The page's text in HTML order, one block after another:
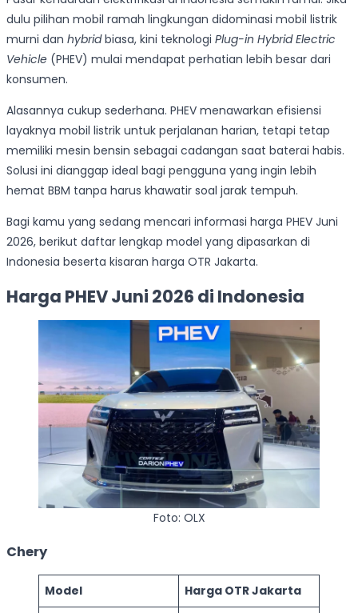
dulu pilihan mobil ramah lingkungan didominasi mobil listrik
murni dan hybridbiasa, kini teknologi Plug-in Hybrid Electric
Vehicle (PHEV) mulai mendapat perhatian lebih besar dari
konsumen.
Alasannya cukup sederhana. PHEV menawarkan efisiensi
layaknya mobil listrik untuk perjalanan harian, tetapi tetap
memiliki mesin bensin sebagai cadangan saat baterai habis.
Solusi ini dianggap ideal bagi pengguna yang ingin lebih
hemat BBM tanpa harus khawatir soal jarak tempuh.
Bagi kamu yang sedang mencari informasi harga PHEV Juni
2026, berikut daftar lengkap model yang dipasarkan di
Indonesia beserta kisaran harga OTR Jakarta.
Harga PHEV Juni 2026 di Indonesia
Foto: OLX
Chery
Model
Harga OTR Jakarta